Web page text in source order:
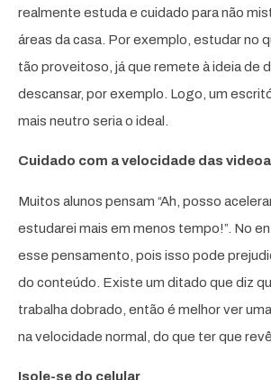
realmente estuda e cuidado para não
áreas da casa. Por exemplo, estudar no
tão proveitoso, já que remete à ideia de
descansar, por exemplo. Logo, um
mais neutro seria o ideal.
Cuidado com a velocidade das
Muitos alunos pensam “Ah, posso
estudarei mais em menos tempo!”. No
esse pensamento, pois isso pode
do conteúdo. Existe um ditado que diz
trabalha dobrado, então é melhor ver
na velocidade normal, do que ter que
Isole-se do celular